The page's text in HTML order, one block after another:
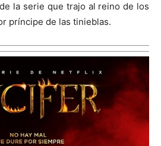
la serie que trajo al reino de los
príncipe de las tinieblas.